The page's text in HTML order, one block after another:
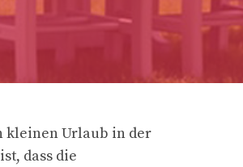
kleinen Urlaub in der
dass die